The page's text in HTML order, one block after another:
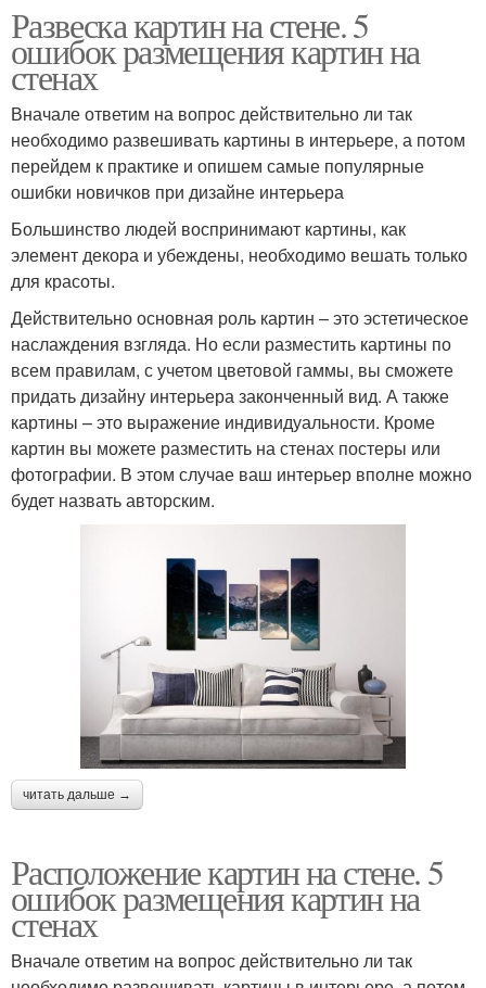
Развеска картин на стене. 5
ошибок размещения картин на
стенах
Вначале ответим на вопрос действительно ли так
необходимо развешивать картины в интерьере, а потом
перейдем к практике и опишем самые популярные
ошибки новичков при дизайне интерьера
Большинство людей воспринимают картины, как
элемент декора и убеждены, необходимо вешать только
для красоты.
Действительно основная роль картин – это эстетическое
наслаждения взгляда. Но если разместить картины по
всем правилам, с учетом цветовой гаммы, вы сможете
придать дизайну интерьера законченный вид. А также
картины – это выражение индивидуальности. Кроме
картин вы можете разместить на стенах постеры или
фотографии. В этом случае ваш интерьер вполне можно
будет назвать авторским.
читать дальше →
Расположение картин на стене. 5
ошибок размещения картин на
стенах
Вначале ответим на вопрос действительно ли так